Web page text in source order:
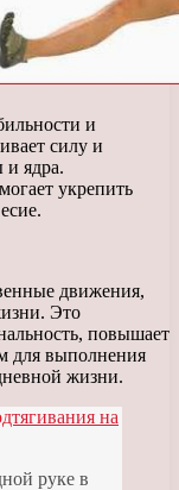
и
силу и
и ядра.
укрепить
движения,
Это
повышает
для выполнения
жизни.
на
руке в